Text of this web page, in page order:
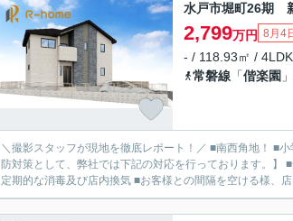
水戸市堀町26期
2,799万円 8月4
- / 118.93㎡ /
常磐線 「偕楽園
＼撮影スタッフが現地を徹底レポート！／ ■南西角地！ ■
防対策として、弊社では下記の対応を行っております。】
定期的な消毒及び店内換気 ■お客様との間隔を空ける様、